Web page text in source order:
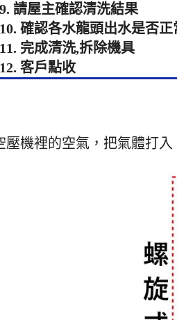
9. 請屋主確認清洗結果
10. 確認各水龍頭出水是否正
11. 完成清洗,拆除機具
12. 客戶點收
壓機裡的空氣，把氣體打